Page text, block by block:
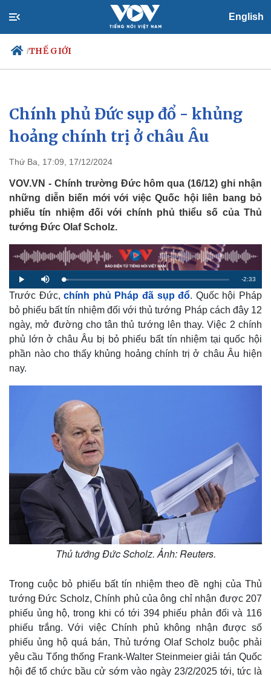
English
/THẾ GIỚI
Chính trị
Đảng
Tổ chức nhân sự
Nhận diện sự thật
Xã hội
Tin 24h
Dự báo thời tiết
Việc làm
Biển đảo
Chính phủ Đức sụp đổ - khủng
hoảng chính trị ở châu Âu
Thứ Ba, 17:09, 17/12/2024
VOV.VN - Chính trường Đức hôm qua (16/12) ghi nhận
những diễn biến mới với việc Quốc hội liên bang bỏ
phiếu tín nhiệm đối với chính phủ thiểu số của Thủ
tướng Đức Olaf Scholz.
P
l
a
y
M
u
t
e
L
o
a
d
e
d
2
.
8
9
R
e
m
-2:33
Trước Đức,chính phủ Pháp đã sụp đổ. Quốc hội Pháp
bỏ phiếu bất tín nhiệm đối với thủ tướng Pháp cách đây 12
ngày, mở đường cho tân thủ tướng lên thay. Việc 2 chính
phủ lớn ở châu Âu bị bỏ phiếu bất tín nhiệm tại quốc hội
phần nào cho thấy khủng hoảng chính trị ở châu Âu hiện
nay.
Thủ tướng Đức Scholz. Ảnh: Reuters.
Trong cuộc bỏ phiếu bất tín nhiệm theo đề nghị của Thủ
tướng Đức Scholz, Chính phủ của ông chỉ nhận được 207
phiếu ủng hộ, trong khi có tới 394 phiếu phản đối và 116
phiếu trắng. Với việc Chính phủ không nhận được số
phiếu ủng hộ quá bán, Thủ tướng Olaf Scholz buộc phải
yêu cầu Tổng thống Frank-Walter Steinmeier giải tán Quốc
hội để tổ chức bầu cử sớm vào ngày 23/2/2025 tới, tức là